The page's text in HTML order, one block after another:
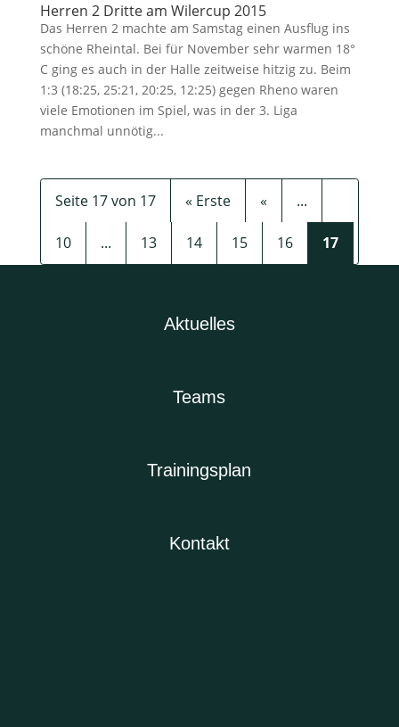
Herren 2 Dritte am Wilercup 2015
Das Herren 2 machte am Samstag einen Ausflug ins
schöne Rheintal. Bei für November sehr warmen 18°
C ging es auch in der Halle zeitweise hitzig zu. Beim
1:3 (18:25, 25:21, 20:25, 12:25) gegen Rheno waren
viele Emotionen im Spiel, was in der 3. Liga
manchmal unnötig...
Seite 17 von 17 « Erste « ...
10 ... 13 14 15 16 17
Aktuelles
Teams
Trainingsplan
Kontakt